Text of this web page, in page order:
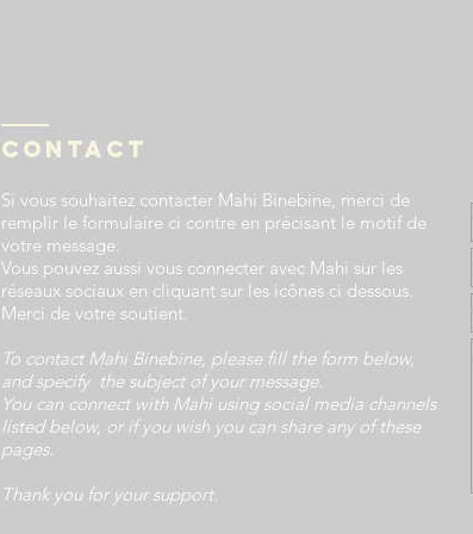
Contact
Si vous souhaitez contacter Mahi Binebine, merci de
remplir le formulaire ci contre en précisant le motif de
votre message.
Vous pouvez aussi vous connecter avec Mahi sur les
réseaux sociaux en cliquant sur les icônes ci dessous.
Merci de votre soutient.
To contact Mahi Binebine, please fill the form below,
and specify the subject of your message.
You can connect with Mahi using social media channels
listed below, or if you wish you can share any of these
pages.
Thank you for your support.